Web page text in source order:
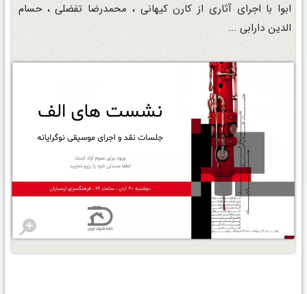
ابوا با اجرای آثاری از کارن کیهانی ، محمدرضا تفضلی ، حسام
الدین دارابی ...